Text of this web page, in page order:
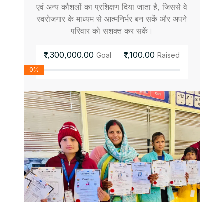
एवं अन्य कौशलों का प्रशिक्षण दिया जाता है, जिससे वे
स्वरोजगार के माध्यम से आत्मनिर्भर बन सकें और अपने
परिवार को सशक्त कर सकें।
₹1,300,000.00 Goal ₹1,100.00 Raised
0%